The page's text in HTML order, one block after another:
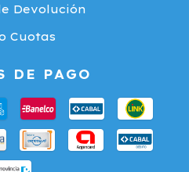
Devolución
Cuotas
DE PAGO